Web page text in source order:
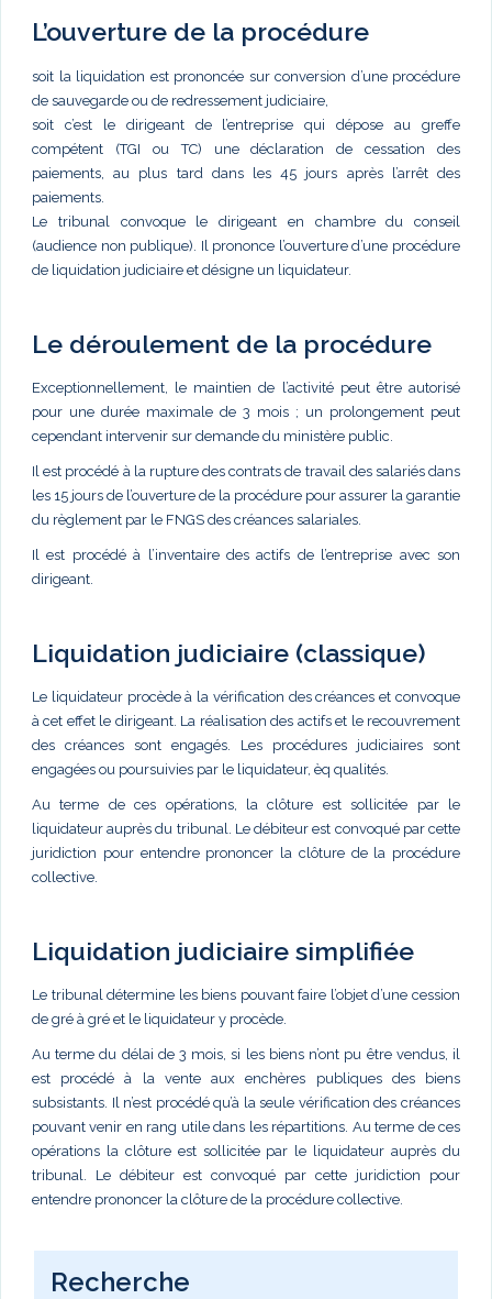
L’ouverture de la procédure
soit la liquidation est prononcée sur conversion d’une procédure
de sauvegarde ou de redressement judiciaire,
soit c’est le dirigeant de l’entreprise qui dépose au greffe
compétent (TGI ou TC) une déclaration de cessation des
paiements, au plus tard dans les 45 jours après l’arrêt des
paiements.
Le tribunal convoque le dirigeant en chambre du conseil
(audience non publique). Il prononce l’ouverture d’une procédure
de liquidation judiciaire et désigne un liquidateur.
Le déroulement de la procédure
Exceptionnellement, le maintien de l’activité peut être autorisé
pour une durée maximale de 3 mois ; un prolongement peut
cependant intervenir sur demande du ministère public.
Il est procédé à la rupture des contrats de travail des salariés dans
les 15 jours de l’ouverture de la procédure pour assurer la garantie
du règlement par le FNGS des créances salariales.
Il est procédé à l’inventaire des actifs de l’entreprise avec son
dirigeant.
Liquidation judiciaire (classique)
Le liquidateur procède à la vérification des créances et convoque
à cet effet le dirigeant. La réalisation des actifs et le recouvrement
des créances sont engagés. Les procédures judiciaires sont
engagées ou poursuivies par le liquidateur, èq qualités.
Au terme de ces opérations, la clôture est sollicitée par le
liquidateur auprès du tribunal. Le débiteur est convoqué par cette
juridiction pour entendre prononcer la clôture de la procédure
collective.
Liquidation judiciaire simplifiée
Le tribunal détermine les biens pouvant faire l’objet d’une cession
de gré à gré et le liquidateur y procède.
Au terme du délai de 3 mois, si les biens n’ont pu être vendus, il
est procédé à la vente aux enchères publiques des biens
subsistants. Il n’est procédé qu’à la seule vérification des créances
pouvant venir en rang utile dans les répartitions. Au terme de ces
opérations la clôture est sollicitée par le liquidateur auprès du
tribunal. Le débiteur est convoqué par cette juridiction pour
entendre prononcer la clôture de la procédure collective.
Recherche